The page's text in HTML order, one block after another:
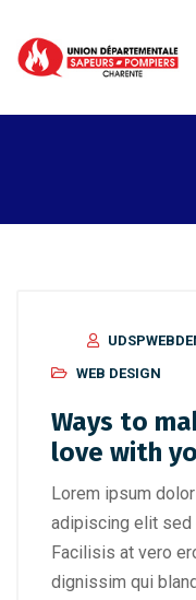
WEB DESIGN
Ways to
love with
Lorem ipsum
adipiscing elit sed
Facilisis at vero
dignissim qui